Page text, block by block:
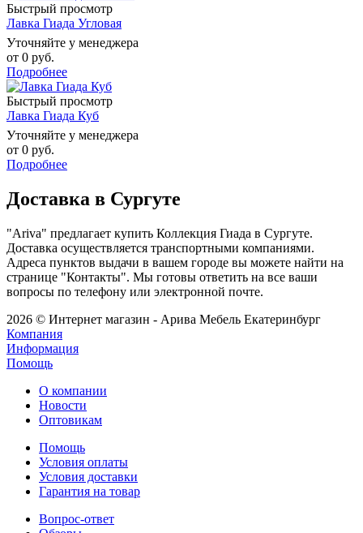
Быстрый просмотр
Лавка Гиада Угловая
Уточняйте у менеджера
от 0 руб.
Подробнее
Быстрый просмотр
Лавка Гиада Куб
Уточняйте у менеджера
от 0 руб.
Подробнее
Доставка в Сургуте
"Ariva" предлагает купить Коллекция Гиада в Сургуте.
Доставка осуществляется транспортными компаниями.
Адреса пунктов выдачи в вашем городе вы можете найти на
странице "Контакты". Мы готовы ответить на все ваши
вопросы по телефону или электронной почте.
2026 © Интернет магазин - Арива Мебель Екатеринбург
Компания
Информация
Помощь
О компании
Новости
Оптовикам
Помощь
Условия оплаты
Условия доставки
Гарантия на товар
Вопрос-ответ